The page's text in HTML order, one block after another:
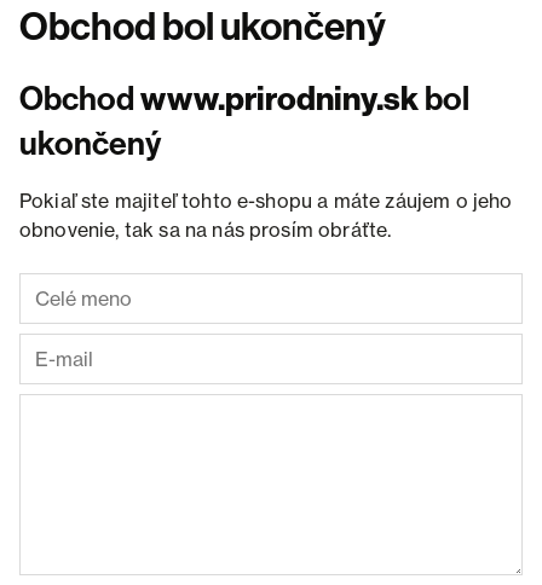
Obchod bol ukončený
Obchodwww.prirodniny.skbol
ukončený
Pokiaľ ste majiteľ tohto e-shopu a máte záujem o jeho
obnovenie, tak sa na nás prosím obráťte.